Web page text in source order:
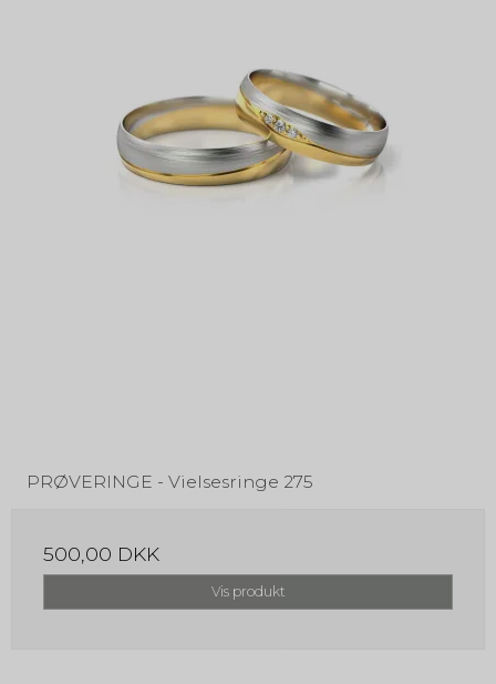
PRØVERINGE - Vielsesringe 275
500,00 DKK
Vis produkt